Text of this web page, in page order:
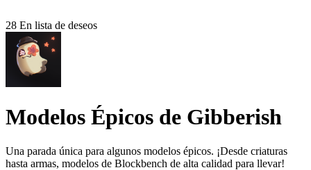
28 En lista de deseos
Modelos Épicos de Gibberish
Una parada única para algunos modelos épicos. ¡Desde criaturas
hasta armas, modelos de Blockbench de alta calidad para llevar!